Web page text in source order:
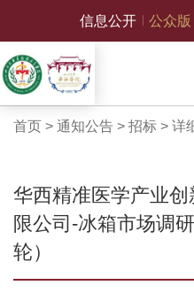
信息公开 公众版
首页 > 通知公告> 招标> 详
华西精准医学产业创
限公司-冰箱市场调
轮）